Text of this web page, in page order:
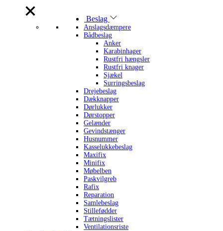
Beslag
Anslagsdæmpere
Bådbeslag
Anker
Karabinhager
Rustfri hængsler
Rustfri knager
Sjækel
Surringsbeslag
Drejebeslag
Dækknapper
Dørlukker
Dørstopper
Gelænder
Gevindstænger
Husnummer
Kasselukkebeslag
Maxifix
Minifix
Møbelben
Paskvilgreb
Rafix
Reparation
Samlebeslag
Stillefødder
Tætningslister
Ventilationsriste